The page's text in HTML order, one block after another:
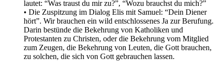
lautet: “Was traust du mir zu?”, “Wozu brauchst du mich?”
• Die Zuspitzung im Dialog Elis mit Samuel: “Dein Diener
hört”. Wir brauchen ein wild entschlossenes Ja zur Berufung.
Darin bestünde die Bekehrung von Katholiken und
Protestanten zu Christen, oder die Bekehrung vom Mitglied
zum Zeugen, die Bekehrung von Leuten, die Gott brauchen,
zu solchen, die sich von Gott gebrauchen lassen.